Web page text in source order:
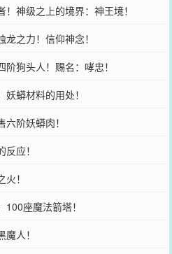
神级之上的境界：神王境！
之力！信仰神念！
狗头人！赐名：哮忠！
蟒材料的用处！
阶妖蟒肉！
应！
！
座魔法箭塔！
人！